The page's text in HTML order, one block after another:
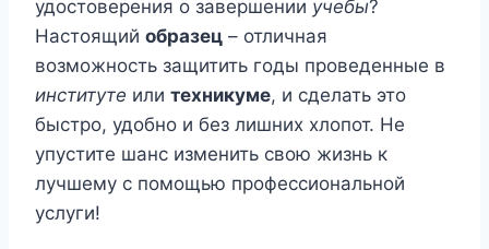
удостоверения о завершении учебы?
Настоящий образец – отличная
возможность защитить годы проведенные в
институте или техникуме, и сделать это
быстро, удобно и без лишних хлопот. Не
упустите шанс изменить свою жизнь к
лучшему с помощью профессиональной
услуги!